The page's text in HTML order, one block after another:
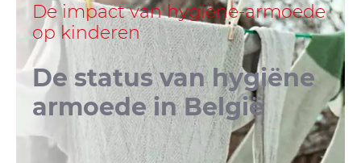
De impact van hygiëne-armoede
op kinderen
De status van hygiëne
armoede in België